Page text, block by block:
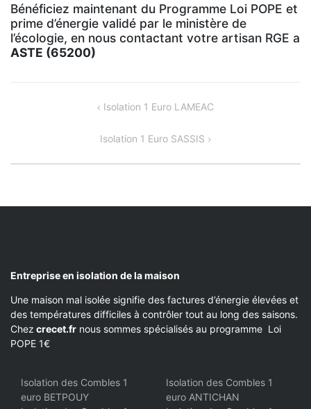
Bénéficiez maintenant du Programme Loi POPE et
prime d’énergie validé par le ministère de
l’écologie, en nous contactant votre artisan RGE a
ASTE (65200)
Isolation 1 Euro LAMEAC
Isolation 1 Euro SASSIS
Entreprise en isolation de la maison
Une maison mal isolée signifie des factures d’énergie élevées et
des températures difficiles à contrôler tout au long des saisons.
Chez crecet.fr nous sommes spécialisés au programme Loi
POPE 1€
Isolation des Combles 1
euro BETPOUY
Isolation des Combles 1
euro ANTICHAN